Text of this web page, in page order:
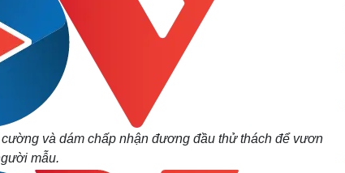
và dám chấp nhận đương đầu thử thách để vươn
mẫu.